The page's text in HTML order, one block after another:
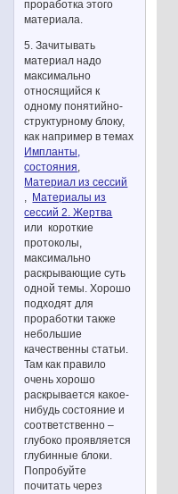
проработка этого
материала.
5. Зачитывать
материал надо
максимально
относящийся к
одному понятийно-
структурному блоку,
как например в темах
Импланты,
состояния,
Материал из сессий
, Материалы из
сессий 2. Жертва
или короткие
протоколы,
максимально
раскрывающие суть
одной темы. Хорошо
подходят для
проработки также
небольшие
качественны статьи.
Там как правило
очень хорошо
раскрывается какое-
нибудь состояние и
соответственно –
глубоко проявляется
глубинные блоки.
Попробуйте
почитать через